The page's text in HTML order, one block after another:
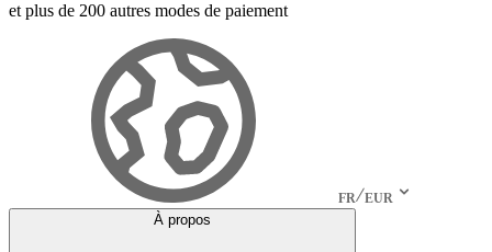
et plus de 200 autres modes de paiement
FR EUR
À propos